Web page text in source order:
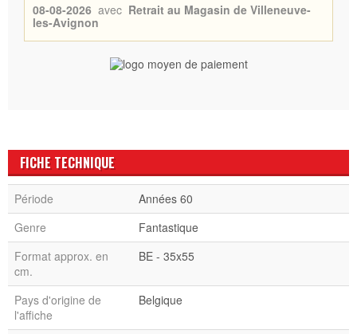
08-08-2026 avec Retrait au Magasin de Villeneuve-
les-Avignon
FICHE TECHNIQUE
Période
Années 60
Genre
Fantastique
Format approx. en
cm.
BE - 35x55
Pays d'origine de
l'affiche
Belgique